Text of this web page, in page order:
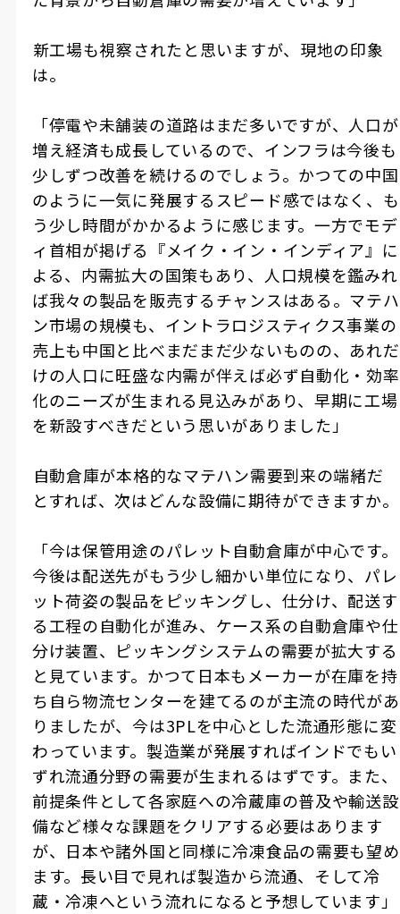
――新工場も視察されたと思いますが、現地の印象
は。
「停電や未舗装の道路はまだ多いですが、人口が
増え経済も成長しているので、インフラは今後も
少しずつ改善を続けるのでしょう。かつての中国
のように一気に発展するスピード感ではなく、も
う少し時間がかかるように感じます。一方でモデ
ィ首相が掲げる『メイク・イン・インディア』に
よる、内需拡大の国策もあり、人口規模を鑑みれ
ば我々の製品を販売するチャンスはある。マテハ
ン市場の規模も、イントラロジスティクス事業の
売上も中国と比べまだまだ少ないものの、あれだ
けの人口に旺盛な内需が伴えば必ず自動化・効率
化のニーズが生まれる見込みがあり、早期に工場
を新設すべきだという思いがありました」
――自動倉庫が本格的なマテハン需要到来の端緒だ
とすれば、次はどんな設備に期待ができますか。
「今は保管用途のパレット自動倉庫が中心です。
今後は配送先がもう少し細かい単位になり、パレ
ット荷姿の製品をピッキングし、仕分け、配送す
る工程の自動化が進み、ケース系の自動倉庫や仕
分け装置、ピッキングシステムの需要が拡大する
と見ています。かつて日本もメーカーが在庫を持
ち自ら物流センターを建てるのが主流の時代があ
りましたが、今は3PLを中心とした流通形態に変
わっています。製造業が発展すればインドでもい
ずれ流通分野の需要が生まれるはずです。また、
前提条件として各家庭への冷蔵庫の普及や輸送設
備など様々な課題をクリアする必要はあります
が、日本や諸外国と同様に冷凍食品の需要も望め
ます。長い目で見れば製造から流通、そして冷
蔵・冷凍へという流れになると予想しています」